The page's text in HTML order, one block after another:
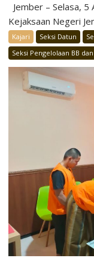
Jember – Selasa,
Kejaksaan Negeri
Kajari Seksi Datun
Seksi Pengelolaan BB dan